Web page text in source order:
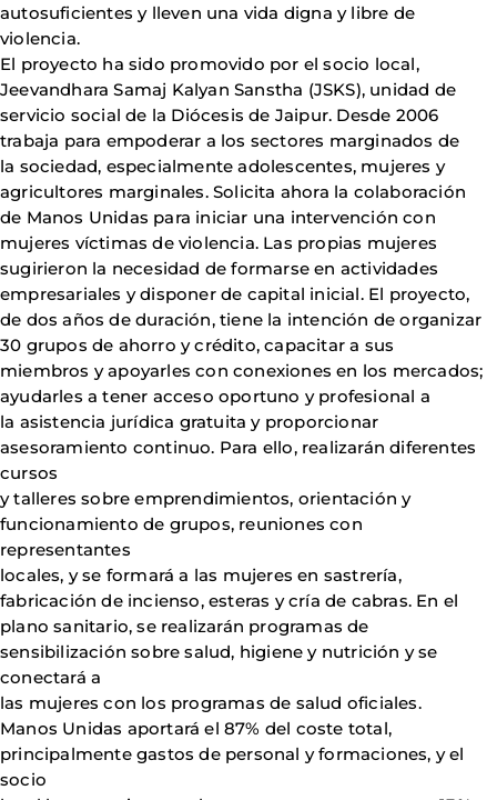
autosuficientes y lleven una vida digna y libre de
violencia.
El proyecto ha sido promovido por el socio local,
Jeevandhara Samaj Kalyan Sanstha (JSKS), unidad de
servicio social de la Diócesis de Jaipur. Desde 2006
trabaja para empoderar a los sectores marginados de
la sociedad, especialmente adolescentes, mujeres y
agricultores marginales. Solicita ahora la colaboración
de Manos Unidas para iniciar una intervención con
mujeres víctimas de violencia. Las propias mujeres
sugirieron la necesidad de formarse en actividades
empresariales y disponer de capital inicial. El proyecto,
de dos años de duración, tiene la intención de organizar
30 grupos de ahorro y crédito, capacitar a sus
miembros y apoyarles con conexiones en los mercados;
ayudarles a tener acceso oportuno y profesional a
la asistencia jurídica gratuita y proporcionar
asesoramiento continuo. Para ello, realizarán diferentes
cursos
y talleres sobre emprendimientos, orientación y
funcionamiento de grupos, reuniones con
representantes
locales, y se formará a las mujeres en sastrería,
fabricación de incienso, esteras y cría de cabras. En el
plano sanitario, se realizarán programas de
sensibilización sobre salud, higiene y nutrición y se
conectará a
las mujeres con los programas de salud oficiales.
Manos Unidas aportará el 87% del coste total,
principalmente gastos de personal y formaciones, y el
socio